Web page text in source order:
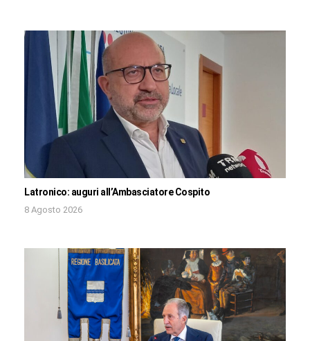
Latronico: auguri all’Ambasciatore Cospito
8 Agosto 2026